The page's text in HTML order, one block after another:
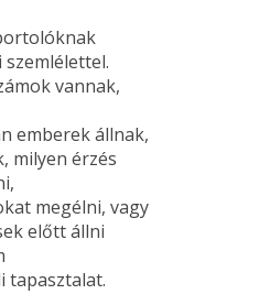
vannak,
emberek állnak,
milyen érzés
megélni, vagy
előtt állni
tapasztalat.